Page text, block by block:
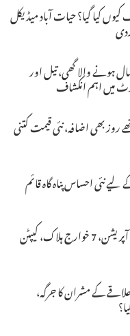
کیا گیا؟ حیات آباد میڈیکل
ہونے والا گھی، تیل اور
میں اہم انکشاف
بھی اضافہ، نئی قیمت کتنی
نئی احساس پناہ گاہ قائم
ہنگو میں سکیورٹی فورسز کا آپریشن، 7 خوارج ہلاک، کیپٹن
کے مشران کا جرگہ،